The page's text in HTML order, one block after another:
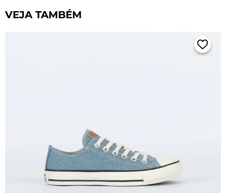
VEJA TAMBÉM